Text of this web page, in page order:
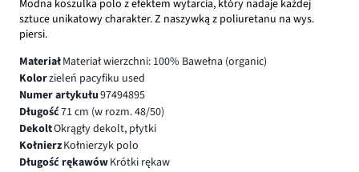
Modna koszulka polo z efektem wytarcia, który nadaje każdej
sztuce unikatowy charakter. Z naszywką z poliuretanu na wys.
piersi.
MateriałMateriał wierzchni: 100% Bawełna (organic)
Kolorzieleń pacyfiku used
Numer artykułu97494895
Długość71 cm (w rozm. 48/50)
DekoltOkrągły dekolt, płytki
KołnierzKołnierzyk polo
Długość rękawówKrótki rękaw